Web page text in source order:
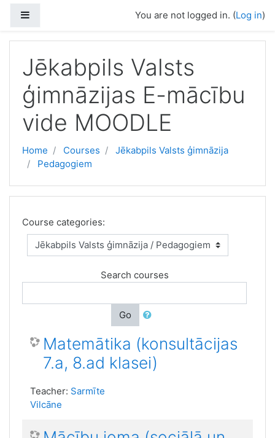
You are not logged in. (Log in)
Jēkabpils Valsts
ģimnāzijas E-mācību
vide MOODLE
Home Courses
Jēkabpils Valsts ģimnāzija
Pedagogiem
Course categories:
Search courses
Go
Matemātika (konsultācijas
7.a, 8.ad klasei)
Teacher: Sarmīte
Vilcāne